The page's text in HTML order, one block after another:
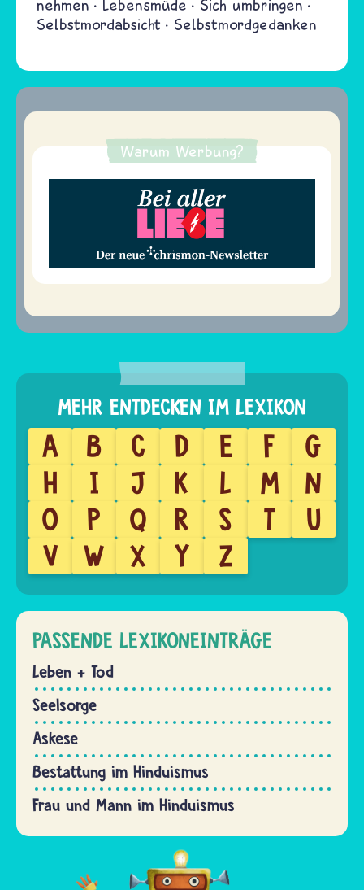
nehmen
Lebensmüde
Sich umbringen
Selbstmordabsicht
Selbstmordgedanken
Warum Werbung?
A B C D E F
G
H
I J K L M
N
O
P Q R S T
U
V
W X Y Z
PASSENDE LEXIKONEINTRÄGE
Leben + Tod
Seelsorge
Askese
Bestattung im Hinduismus
Frau und Mann im Hinduismus